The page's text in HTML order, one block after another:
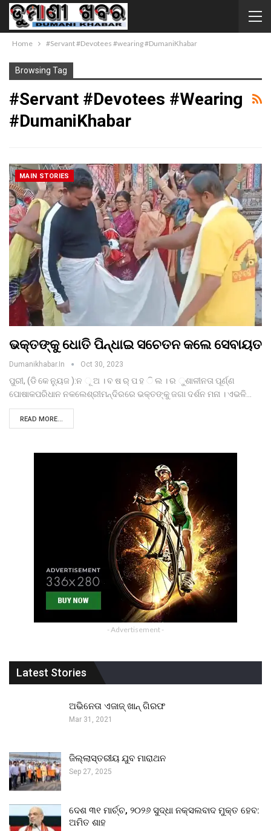
Home #Servant #Devotees #wearing #DumaniKhabar
Browsing Tag
#Servant #Devotees #wearing
#DumaniKhabar
MAIN STORIES
ଭକ୍ତଙ୍କୁ ଧୋତି ପିନ୍ଧାଇ ସଚେତନ କଲେ ସେବାୟତ
Dumanikhabar.in Oct 30, 2023
ପୁରୀ, (ଡି କେ ନ୍ୟୁଜ ):ନ ୂ ଅ । ବ ଷ ର୍ ପ ହ ି ଲ । ର ୁଶାଳୀନତା ପୂର୍ଣ୍ଣ
ପୋଷାକପରିଧାନ ନକଲେଶ୍ରୀମନ୍ଦିରରେ ଭକ୍ତଙ୍କୁ ଜଗା ଦର୍ଶନ ମନା । ଏଭଳି…
READ MORE...
- Advertisement -
Latest Stories
ଅଭିନେତା ଏଜାଜ୍ ଖାନ୍ ଗିରଫ
Mar 31, 2021
ଜିଲ୍ଲାସ୍ତରୀୟ ଯୁବ ମାରାଥନ
Sep 27, 2025
ଦେଶ ୩୧ ମାର୍ଚ୍ଚ, ୨୦୨୬ ସୁଦ୍ଧା ନକ୍ସଲବାଦ ମୁକ୍ତ ହେବ:
ଅମିତ ଶାହ